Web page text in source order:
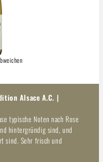
Alsace A.C. |
typische Noten nach Rose
hintergründig sind, und
sind. Sehr frisch und